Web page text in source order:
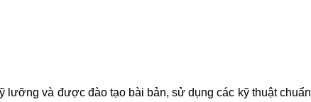
lưỡng và được đào tạo bài bản, sử dụng các kỹ thuật chuẩn